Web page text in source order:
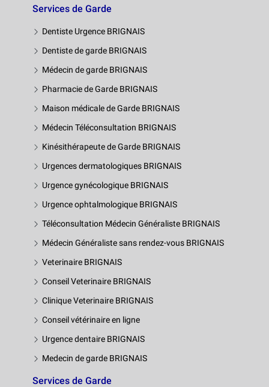
Services de Garde
Dentiste Urgence BRIGNAIS
Dentiste de garde BRIGNAIS
Médecin de garde BRIGNAIS
Pharmacie de Garde BRIGNAIS
Maison médicale de Garde BRIGNAIS
Médecin Téléconsultation BRIGNAIS
Kinésithérapeute de Garde BRIGNAIS
Urgences dermatologiques BRIGNAIS
Urgence gynécologique BRIGNAIS
Urgence ophtalmologique BRIGNAIS
Téléconsultation Médecin Généraliste BRIGNAIS
Médecin Généraliste sans rendez-vous BRIGNAIS
Veterinaire BRIGNAIS
Conseil Veterinaire BRIGNAIS
Clinique Veterinaire BRIGNAIS
Conseil vétérinaire en ligne
Urgence dentaire BRIGNAIS
Medecin de garde BRIGNAIS
Services de Garde